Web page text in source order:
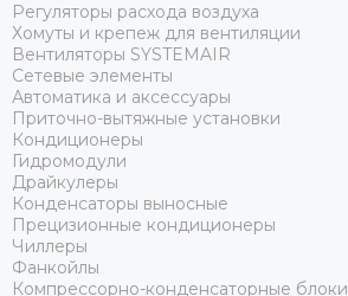
Регуляторы расхода воздуха
Хомуты и крепеж для вентиляции
Вентиляторы SYSTEMAIR
Сетевые элементы
Автоматика и аксессуары
Приточно-вытяжные установки
Кондиционеры
Гидромодули
Драйкулеры
Конденсаторы выносные
Прецизионные кондиционеры
Чиллеры
Фанкойлы
Компрессорно-конденсаторные блоки